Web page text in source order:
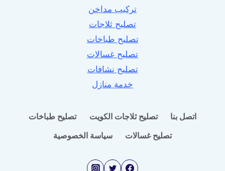
تركيب مداخن
تصليح ثلاجات
تصليح طباخات
تصليح غسالات
تصليح نشافات
خدمة منازل
اتصل بنا تصليح ثلاجات الكويت
تصليح طباخات
تصليح غسالات
سياسة الخصوصية